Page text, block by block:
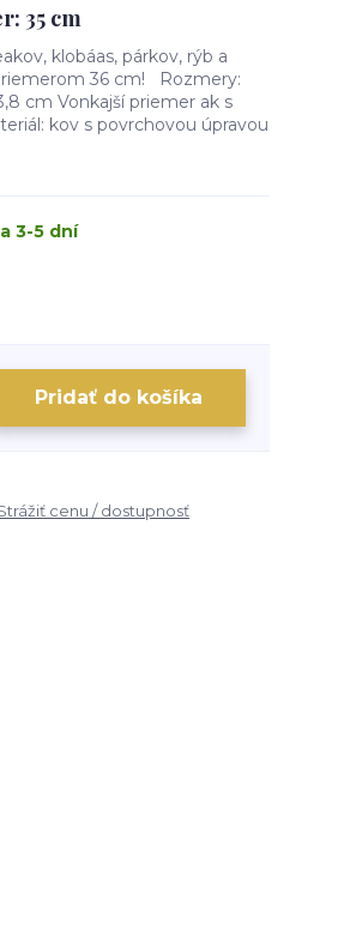
35 cm
klobáas, párkov, rýb a
36 cm! Rozmery:
cm Vonkajší priemer ak s
kov s povrchovou úpravou
3-5 dní
Pridať do košíka
cenu / dostupnosť